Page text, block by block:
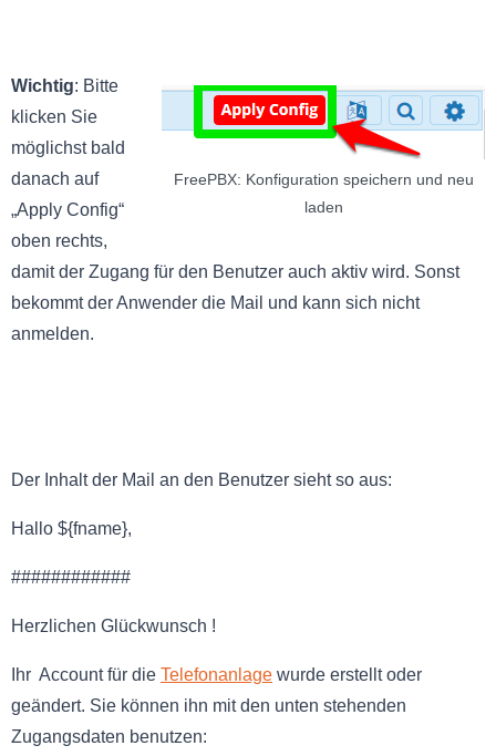
FreePBX: Konfiguration speichern und neu
laden
Wichtig: Bitte
klicken Sie
möglichst bald
danach auf
„Apply Config“
oben rechts,
damit der Zugang für den Benutzer auch aktiv wird. Sonst
bekommt der Anwender die Mail und kann sich nicht
anmelden.
Der Inhalt der Mail an den Benutzer sieht so aus:
Hallo ${fname},
############
Herzlichen Glückwunsch !
Ihr Account für die Telefonanlage wurde erstellt oder
geändert. Sie können ihn mit den unten stehenden
Zugangsdaten benutzen: